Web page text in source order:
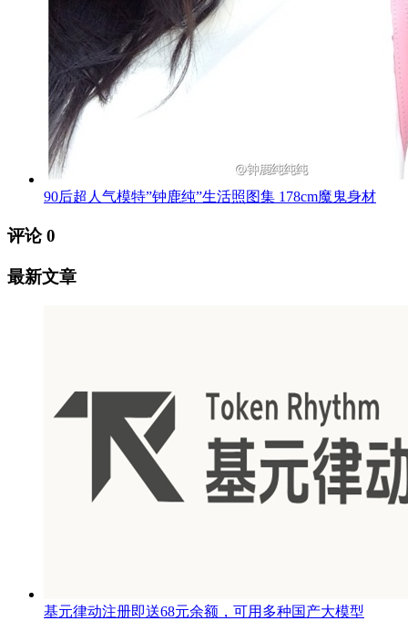
90后超人气模特”钟鹿纯”生活照图集 178cm魔鬼身材
评论0
最新文章
基元律动注册即送68元余额，可用多种国产大模型